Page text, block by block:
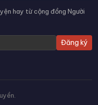
hay từ cộng đồng Người
Đăng ký